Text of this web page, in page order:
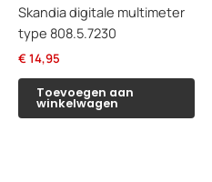
Skandia digitale multimeter
type 808.5.7230
€ 14,95
Toevoegen aan
winkelwagen